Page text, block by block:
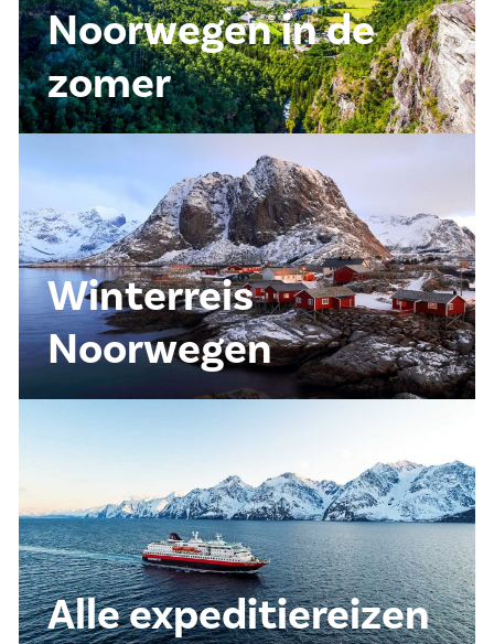
Noorwegen in de
zomer
Winterreis
Noorwegen
Alle expeditiereizen